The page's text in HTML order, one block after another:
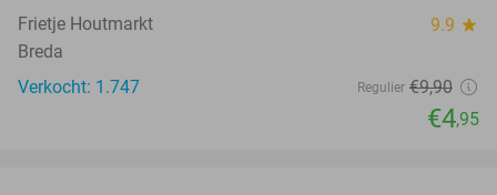
Frietje Houtmarkt 9.9 star
Breda
Verkocht: 1.747
Regulier €9,90
€4,95